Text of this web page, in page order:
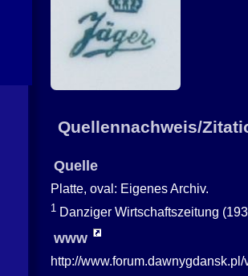
Quellennachweis/
Quelle
Platte, oval: Eigenes Archiv.
1 Danziger Wirtschaftszeitung
www
http://